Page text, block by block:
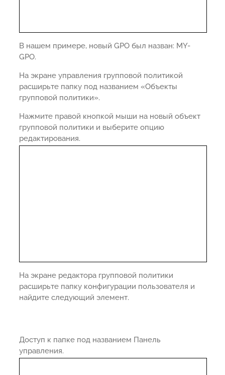
В нашем примере, новый GPO был назван: MY-
GPO.
На экране управления групповой политикой
расширьте папку под названием «Объекты
групповой политики».
Нажмите правой кнопкой мыши на новый объект
групповой политики и выберите опцию
редактирования.
На экране редактора групповой политики
расширьте папку конфигурации пользователя и
найдите следующий элемент.
Доступ к папке под названием Панель
управления.